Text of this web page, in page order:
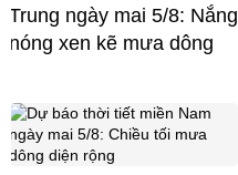
Trung ngày mai 5/8: Nắng
nóng xen kẽ mưa dông